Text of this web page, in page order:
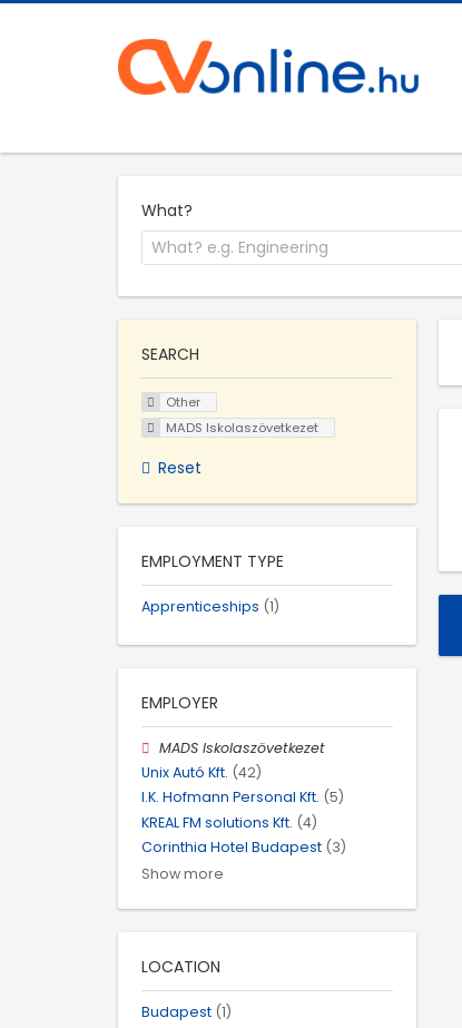
What?
SEARCH
Other
MADS Iskolaszövetkezet
Reset
EMPLOYMENT TYPE
Apprenticeships (1)
EMPLOYER
MADS Iskolaszövetkezet
Unix Autó Kft. (42)
I.K. Hofmann Personal Kft. (5)
KREAL FM solutions Kft. (4)
Corinthia Hotel Budapest (3)
Show more
LOCATION
Budapest (1)